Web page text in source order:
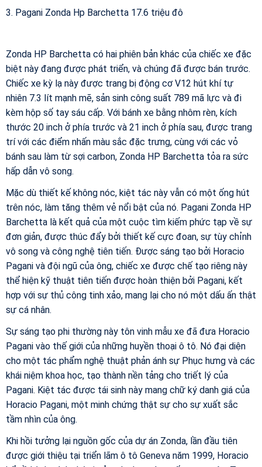
3. Pagani Zonda Hp Barchetta 17.6 triệu đô
Zonda HP Barchetta có hai phiên bản khác của chiếc xe đặc
biệt này đang được phát triển, và chúng đã được bán trước.
Chiếc xe kỳ lạ này được trang bị động cơ V12 hút khí tự
nhiên 7.3 lít mạnh mẽ, sản sinh công suất 789 mã lực và đi
kèm hộp số tay sáu cấp. Với bánh xe bằng nhôm rèn, kích
thước 20 inch ở phía trước và 21 inch ở phía sau, được trang
trí với các điểm nhấn màu sắc đặc trưng, cùng với các vỏ
bánh sau làm từ sợi carbon, Zonda HP Barchetta tỏa ra sức
hấp dẫn vô song.
Mặc dù thiết kế không nóc, kiệt tác này vẫn có một ống hút
trên nóc, làm tăng thêm vẻ nổi bật của nó. Pagani Zonda HP
Barchetta là kết quả của một cuộc tìm kiếm phức tạp về sự
đơn giản, được thúc đẩy bởi thiết kế cực đoan, sự tùy chỉnh
vô song và công nghệ tiên tiến. Được sáng tạo bởi Horacio
Pagani và đội ngũ của ông, chiếc xe được chế tạo riêng này
thể hiện kỹ thuật tiên tiến được hoàn thiện bởi Pagani, kết
hợp với sự thủ công tinh xảo, mang lại cho nó một dấu ấn thật
sự cá nhân.
Sự sáng tạo phi thường này tôn vinh mẫu xe đã đưa Horacio
Pagani vào thế giới của những huyền thoại ô tô. Nó đại diện
cho một tác phẩm nghệ thuật phản ánh sự Phục hưng và các
khái niệm khoa học, tạo thành nền tảng cho triết lý của
Pagani. Kiệt tác được tái sinh này mang chữ ký danh giá của
Horacio Pagani, một minh chứng thật sự cho sự xuất sắc
tầm nhìn của ông.
Khi hồi tưởng lại nguồn gốc của dự án Zonda, lần đầu tiên
được giới thiệu tại triển lãm ô tô Geneva năm 1999, Horacio